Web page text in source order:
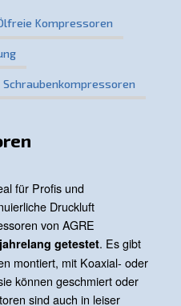
Unterschied mit unseren
auf ein neues
Ihre
wie unsere
steigern, Reinheit
vorantreiben kann.
elektronischen Produkte
zu bringen.